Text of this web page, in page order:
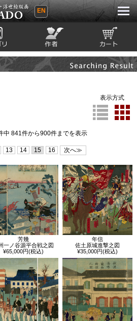
・浮世
EN
リ 絵師 カート
表示方式
中 841件から900件までを表示
13 14 15 16 次へ≫
芳幾
一ノ谷源平合戦之図
¥65,000円(税込)
年信
佐土原城進撃之図
¥35,000円(税込)